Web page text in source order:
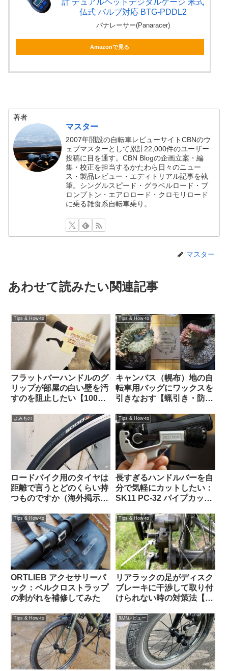
仏式 バルブ対応 BTG-PDDL2
パナレーサー(Panaracer)
Amazonで見る
著者
マスター
2007年開設の自転車レビューサイトCBNのウ
ェブマスターとして累計22,000件のユーザー
投稿に目を通す。CBN Blogの企画立案・編
集・校正を担当するかたわら日々のニュー
ス・製品レビュー・エディトリアル記事を執
筆。シングルスピード・グラベルロード・ブ
ロンプトン・エアロロード・クロモリロード
に乗る雑食系自転車乗り。
マスター
あわせて読みたい関連記事
Tips & How-to
フラットバーハンドルのグ
リップが部屋の白い壁を汚
すのを阻止したい【100均
Tips & How-to
キャンバス（幌布）地の自
転車用バッグにワックスを
引きなおす【蝋引き・防水
よみもの
ロードバイク用のタイヤは
距離で言うとどのくらい持
つものですか（海外掲示板
Tips & How-to
長すぎるハンドルバーを自
分で気軽にカットしたい：
SK11 PC-32 パイプカッタ
カスタム】
Tips & How-to
ORTLIEB アクセサリーパ
ック：ベルクロストラップ
の剥がれを補修してみた
Tips & How-to
リアラックの足がディスク
ブレーキに干渉して取り付
けられない時の対策法【大
Tips & How-to 製品レビュー